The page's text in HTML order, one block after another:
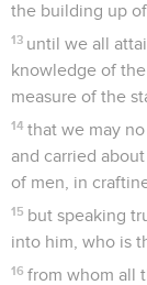
the building up
13 until we all
knowledge of
measure of the
14 that we may
and carried
of men, in
15 but speaking
into him, who is
16 from whom all